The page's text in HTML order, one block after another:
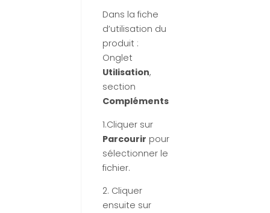
Dans la fiche
d’utilisation du
produit :
Onglet
Utilisation,
section
Compléments
1.Cliquer sur
Parcourir pour
sélectionner le
fichier.
2. Cliquer
ensuite sur